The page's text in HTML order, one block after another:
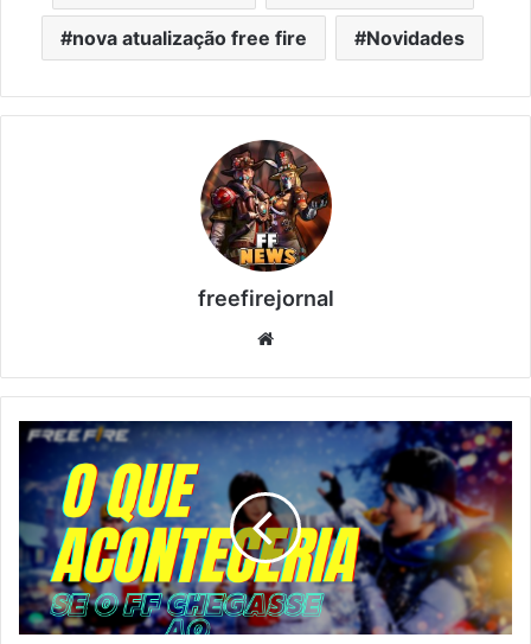
nova atualização free fire Novidades
freefirejornal
O
aconteceria
o
Garena
Free
Fire
acabasse